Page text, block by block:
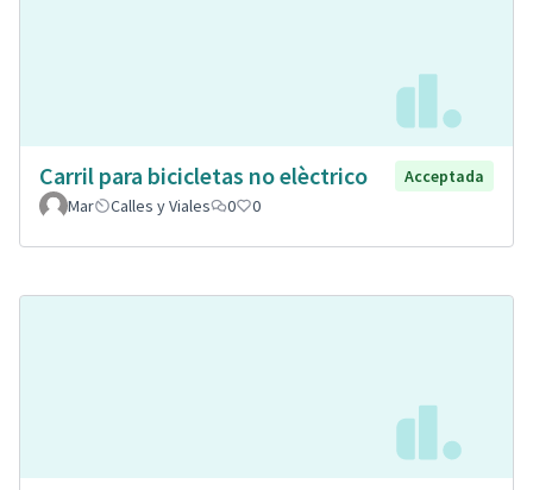
Carril para bicicletas no elèctrico
Acceptada
Mar
Calles y Viales 0 0